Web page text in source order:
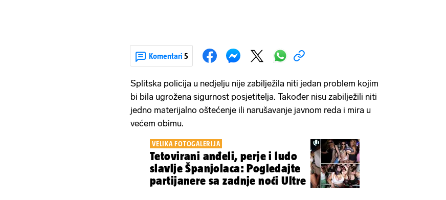
Komentari 5
Splitska policija u nedjelju nije zabilježila niti jedan problem kojim
bi bila ugrožena sigurnost posjetitelja. Također nisu zabilježili niti
jedno materijalno oštećenje ili narušavanje javnom reda i mira u
većem obimu.
VELIKA FOTOGALERIJA
Tetovirani anđeli, perje i ludo
slavlje Španjolaca: Pogledajte
partijanere sa zadnje noći Ultre